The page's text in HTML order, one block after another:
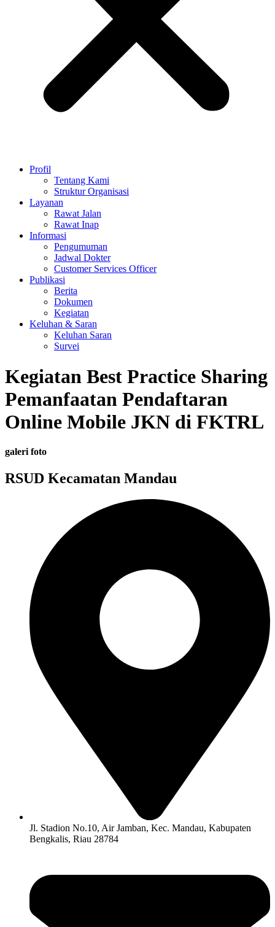
Profil
Tentang Kami
Struktur Organisasi
Layanan
Rawat Jalan
Rawat Inap
Informasi
Pengumuman
Jadwal Dokter
Customer Services Officer
Publikasi
Berita
Dokumen
Kegiatan
Keluhan & Saran
Keluhan Saran
Survei
Kegiatan Best Practice Sharing
Pemanfaatan Pendaftaran
Online Mobile JKN di FKTRL
galeri foto
RSUD Kecamatan Mandau
Jl. Stadion No.10, Air Jamban, Kec. Mandau, Kabupaten
Bengkalis, Riau 28784